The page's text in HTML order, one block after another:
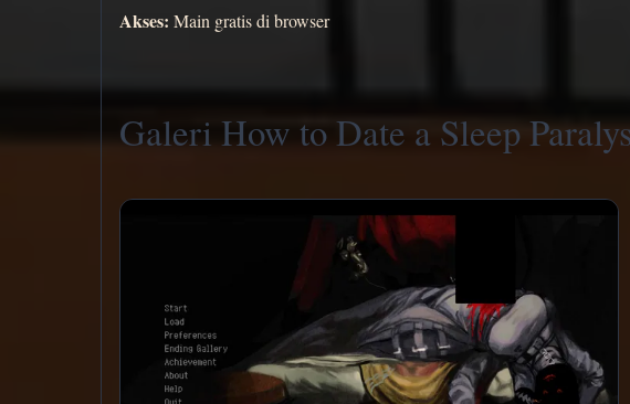
Akses: Main gratis di browser
Galeri How to Date a Sleep